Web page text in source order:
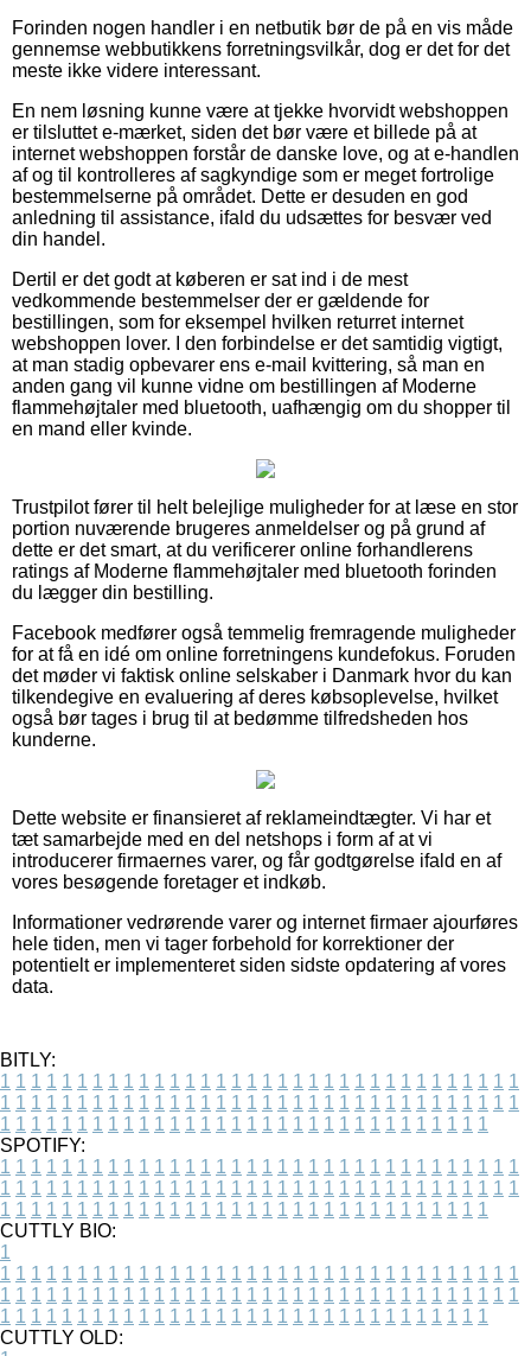
Forinden nogen handler i en netbutik bør de på en vis måde
gennemse webbutikkens forretningsvilkår, dog er det for det
meste ikke videre interessant.
En nem løsning kunne være at tjekke hvorvidt webshoppen
er tilsluttet e-mærket, siden det bør være et billede på at
internet webshoppen forstår de danske love, og at e-handlen
af og til kontrolleres af sagkyndige som er meget fortrolige
bestemmelserne på området. Dette er desuden en god
anledning til assistance, ifald du udsættes for besvær ved
din handel.
Dertil er det godt at køberen er sat ind i de mest
vedkommende bestemmelser der er gældende for
bestillingen, som for eksempel hvilken returret internet
webshoppen lover. I den forbindelse er det samtidig vigtigt,
at man stadig opbevarer ens e-mail kvittering, så man en
anden gang vil kunne vidne om bestillingen af Moderne
flammehøjtaler med bluetooth, uafhængig om du shopper til
en mand eller kvinde.
Trustpilot fører til helt belejlige muligheder for at læse en stor
portion nuværende brugeres anmeldelser og på grund af
dette er det smart, at du verificerer online forhandlerens
ratings af Moderne flammehøjtaler med bluetooth forinden
du lægger din bestilling.
Facebook medfører også temmelig fremragende muligheder
for at få en idé om online forretningens kundefokus. Foruden
det møder vi faktisk online selskaber i Danmark hvor du kan
tilkendegive en evaluering af deres købsoplevelse, hvilket
også bør tages i brug til at bedømme tilfredsheden hos
kunderne.
Dette website er finansieret af reklameindtægter. Vi har et
tæt samarbejde med en del netshops i form af at vi
introducerer firmaernes varer, og får godtgørelse ifald en af
vores besøgende foretager et indkøb.
Informationer vedrørende varer og internet firmaer ajourføres
hele tiden, men vi tager forbehold for korrektioner der
potentielt er implementeret siden sidste opdatering af vores
data.
BITLY:
1 1 1 1 1 1 1 1 1 1 1 1 1 1 1 1 1 1 1 1 1 1 1 1 1 1 1 1 1 1 1 1 1 1
1 1 1 1 1 1 1 1 1 1 1 1 1 1 1 1 1 1 1 1 1 1 1 1 1 1 1 1 1 1 1 1 1 1
1 1 1 1 1 1 1 1 1 1 1 1 1 1 1 1 1 1 1 1 1 1 1 1 1 1 1 1 1 1 1 1
SPOTIFY:
1 1 1 1 1 1 1 1 1 1 1 1 1 1 1 1 1 1 1 1 1 1 1 1 1 1 1 1 1 1 1 1 1 1
1 1 1 1 1 1 1 1 1 1 1 1 1 1 1 1 1 1 1 1 1 1 1 1 1 1 1 1 1 1 1 1 1 1
1 1 1 1 1 1 1 1 1 1 1 1 1 1 1 1 1 1 1 1 1 1 1 1 1 1 1 1 1 1 1 1
CUTTLY BIO:
1
1 1 1 1 1 1 1 1 1 1 1 1 1 1 1 1 1 1 1 1 1 1 1 1 1 1 1 1 1 1 1 1 1 1
1 1 1 1 1 1 1 1 1 1 1 1 1 1 1 1 1 1 1 1 1 1 1 1 1 1 1 1 1 1 1 1 1 1
1 1 1 1 1 1 1 1 1 1 1 1 1 1 1 1 1 1 1 1 1 1 1 1 1 1 1 1 1 1 1 1
CUTTLY OLD: